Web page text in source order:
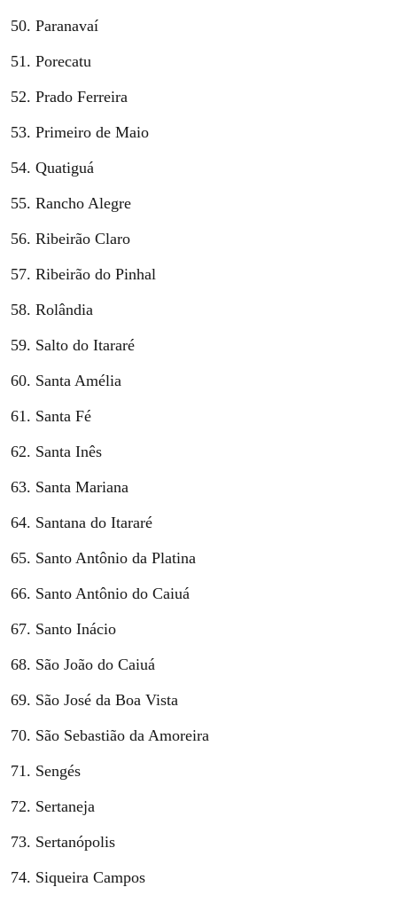
Paranavaí
Porecatu
Prado Ferreira
Primeiro de Maio
Quatiguá
Rancho Alegre
Ribeirão Claro
Ribeirão do Pinhal
Rolândia
Salto do Itararé
Santa Amélia
Santa Fé
Santa Inês
Santa Mariana
Santana do Itararé
Santo Antônio da Platina
Santo Antônio do Caiuá
Santo Inácio
São João do Caiuá
São José da Boa Vista
São Sebastião da Amoreira
Sengés
Sertaneja
Sertanópolis
Siqueira Campos